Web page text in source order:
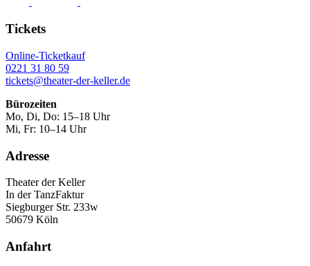
Tickets
Online-Ticketkauf
0221 31 80 59
tickets@theater-der-keller.de
Bürozeiten
Mo, Di, Do: 15–18 Uhr
Mi, Fr: 10–14 Uhr
Adresse
Theater der Keller
In der TanzFaktur
Siegburger Str. 233w
50679 Köln
Anfahrt